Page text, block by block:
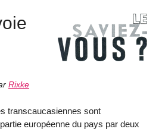
Rixke
transcaucasiennes sont
européenne du pays par deux